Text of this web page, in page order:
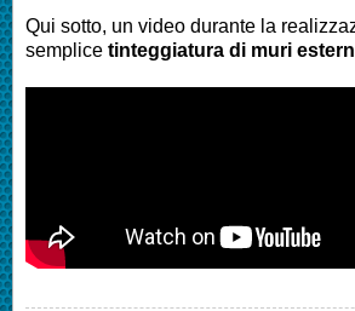
Qui sotto, un video durante la
semplice tinteggiatura di muri